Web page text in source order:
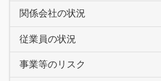
関係会社の状況
従業員の状況
事業等のリスク